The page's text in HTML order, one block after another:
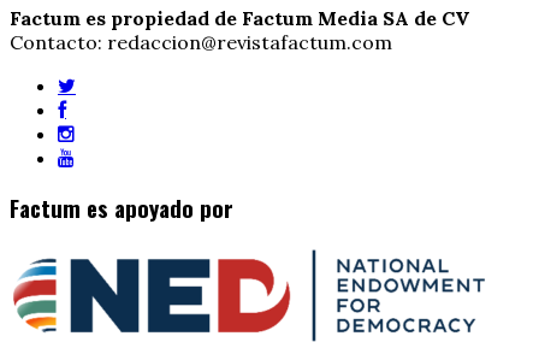
Factum es propiedad de Factum Media SA de CV
Contacto: redaccion@revistafactum.com
Factum es apoyado por